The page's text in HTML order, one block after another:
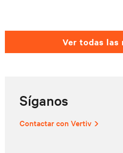
ver todas
Síganos
Contactar con Vertiv